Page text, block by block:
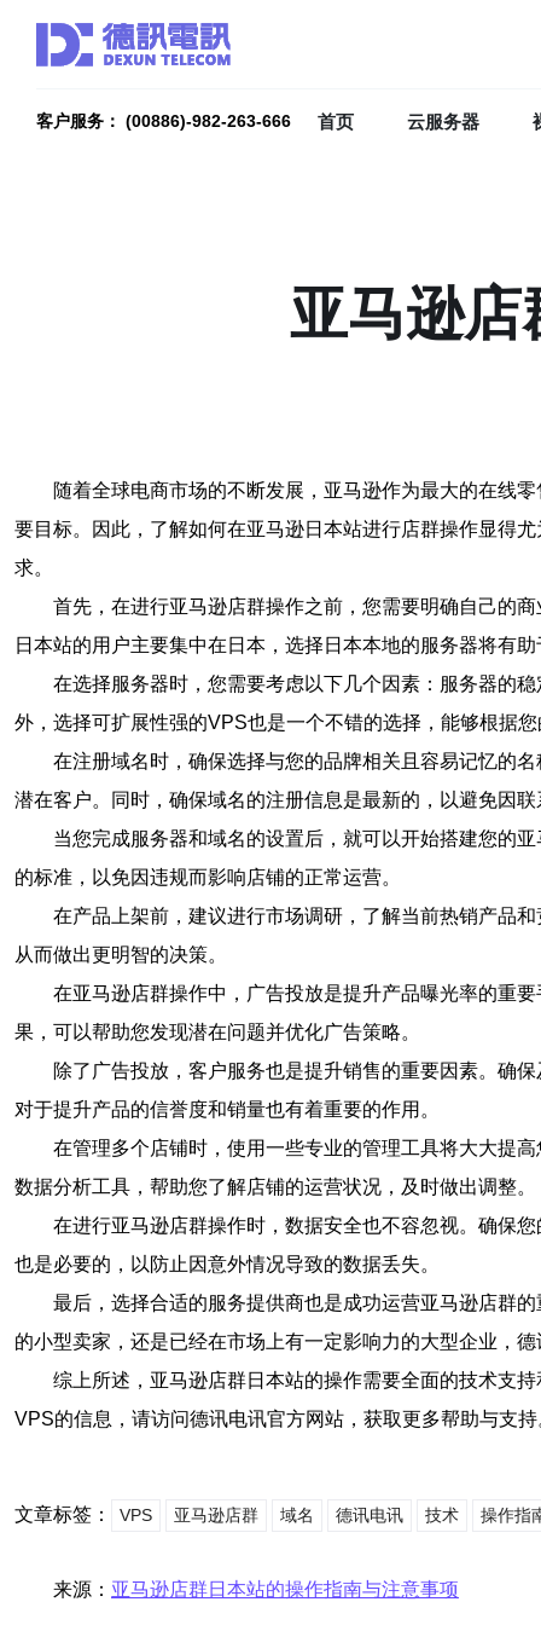
客户服务： (00886)-982-263-666 首页 云服务器
亚马逊店
随着全球电商市场的不断发展，亚马逊作为最大的在线
要目标。因此，了解如何在亚马逊日本站进行店群操作显得
求。
首先，在进行亚马逊店群操作之前，您需要明确自己的
日本站的用户主要集中在日本，选择日本本地的服务器将有
在选择服务器时，您需要考虑以下几个因素：服务器的
外，选择可扩展性强的VPS也是一个不错的选择，能够根据
在注册域名时，确保选择与您的品牌相关且容易记忆的
潜在客户。同时，确保域名的注册信息是最新的，以避免因
当您完成服务器和域名的设置后，就可以开始搭建您的
的标准，以免因违规而影响店铺的正常运营。
在产品上架前，建议进行市场调研，了解当前热销产品
从而做出更明智的决策。
在亚马逊店群操作中，广告投放是提升产品曝光率的重
果，可以帮助您发现潜在问题并优化广告策略。
除了广告投放，客户服务也是提升销售的重要因素。确
对于提升产品的信誉度和销量也有着重要的作用。
在管理多个店铺时，使用一些专业的管理工具将大大提
数据分析工具，帮助您了解店铺的运营状况，及时做出调整。
在进行亚马逊店群操作时，数据安全也不容忽视。确保
也是必要的，以防止因意外情况导致的数据丢失。
最后，选择合适的服务提供商也是成功运营亚马逊店群
的小型卖家，还是已经在市场上有一定影响力的大型企业，
综上所述，亚马逊店群日本站的操作需要全面的技术支
VPS的信息，请访问德讯电讯官方网站，获取更多帮助与支持
文章标签： VPS 亚马逊店群 域名 德讯电讯 技术 操作指
来源： 亚马逊店群日本站的操作指南与注意事项